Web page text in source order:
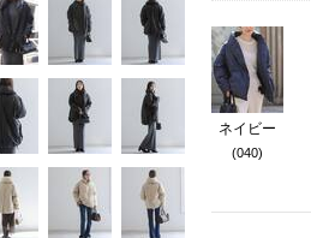
ネイビー
(040)